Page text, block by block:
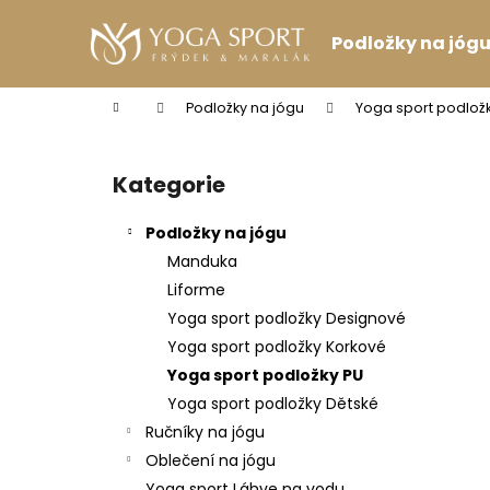
Podložky na jógu
Domů Podložky na jógu Yoga sport
Přeskočit
kategorie
Kategorie
Podložky na jógu
Manduka
Liforme
Yoga sport podložky Designové
Yoga sport podložky Korkové
Yoga sport podložky PU
Yoga sport podložky Dětské
Ručníky na jógu
Oblečení na jógu
í
Zpět
do
Zpět
do
PODPRSENKA VÉČKOVÁ ČERNÁ